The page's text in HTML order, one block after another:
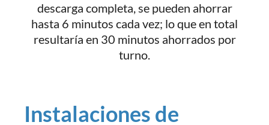
descarga completa, se pueden ahorrar
hasta 6 minutos cada vez; lo que en total
resultaría en 30 minutos ahorrados por
turno.
Instalaciones de